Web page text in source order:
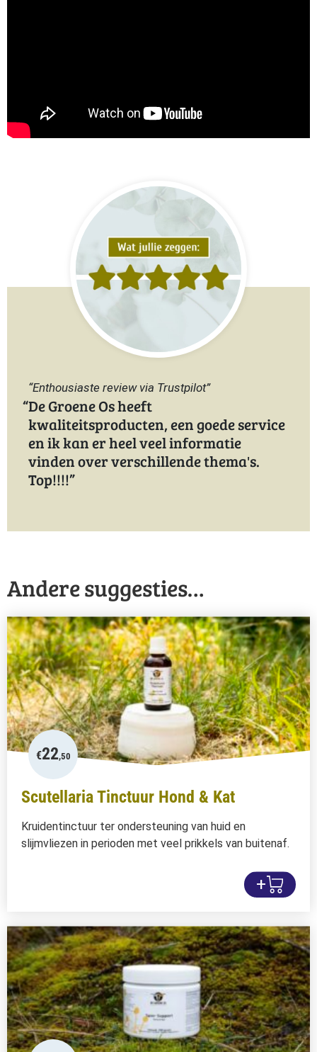
“Enthousiaste review via Trustpilot”
De Groene Os heeft
kwaliteitsproducten, een goede service
en ik kan er heel veel informatie
vinden over verschillende thema's.
Top!!!!
Andere suggesties…
€22,50
Scutellaria Tinctuur Hond & Kat
Kruidentinctuur ter ondersteuning van huid en
slijmvliezen in perioden met veel prikkels van buitenaf.
+